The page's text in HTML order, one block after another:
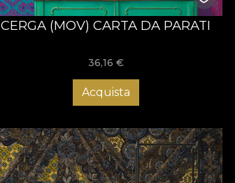
CERGA (MOV) CARTA DA PARATI
36,16 €
Acquista